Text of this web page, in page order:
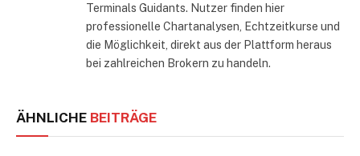
Terminals Guidants. Nutzer finden hier
professionelle Chartanalysen, Echtzeitkurse und
die Möglichkeit, direkt aus der Plattform heraus
bei zahlreichen Brokern zu handeln.
ÄHNLICHE BEITRÄGE